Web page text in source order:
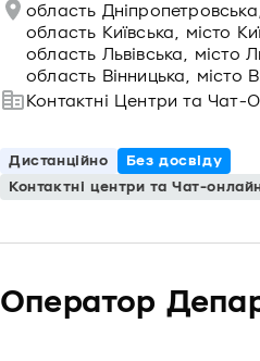
область
область Київська, місто
область Львівська, місто
область Вінницька, місто
Контактні Центри та Чат-
Дистанційно
Без досвіду
Контактні центри та Чат-
Оператор